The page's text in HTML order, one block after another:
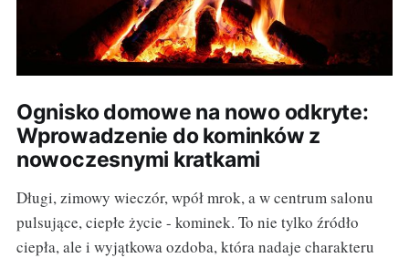
Ognisko domowe na nowo odkryte:
Wprowadzenie do kominków z
nowoczesnymi kratkami
Długi, zimowy wieczór, wpół mrok, a w centrum salonu
pulsujące, ciepłe życie - kominek. To nie tylko źródło
ciepła, ale i wyjątkowa ozdoba, która nadaje charakteru